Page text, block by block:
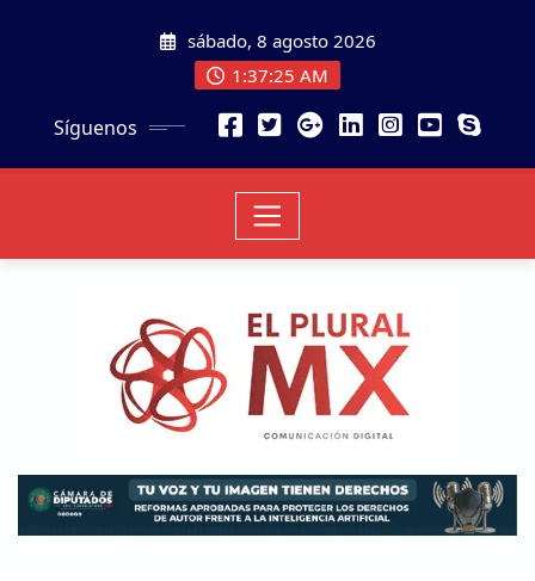
sábado, 8 agosto 2026
1:37:27 AM
Síguenos